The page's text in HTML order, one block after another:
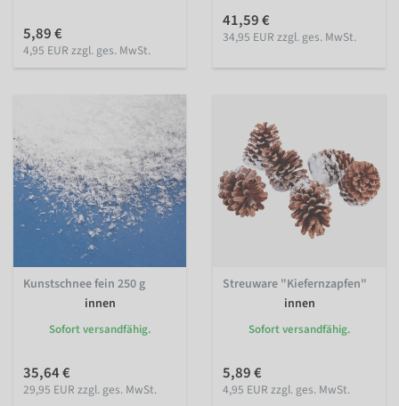
5,89 €
4,95 EUR zzgl. ges. MwSt.
41,59 €
34,95 EUR zzgl. ges. MwSt.
Kunstschnee fein 250 g
innen
Sofort versandfähig.
35,64 €
29,95 EUR zzgl. ges. MwSt.
Streuware "Kiefernzapfen"
innen
Sofort versandfähig.
5,89 €
4,95 EUR zzgl. ges. MwSt.